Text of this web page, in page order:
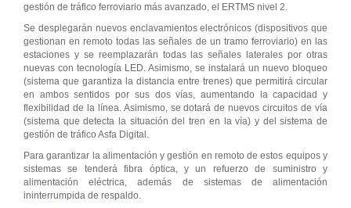
gestión de tráfico ferroviario más avanzado, el ERTMS nivel 2.
Se desplegarán nuevos enclavamientos electrónicos (dispositivos que
gestionan en remoto todas las señales de un tramo ferroviario) en las
estaciones y se reemplazarán todas las señales laterales por otras
nuevas con tecnología LED. Asimismo, se instalará un nuevo bloqueo
(sistema que garantiza la distancia entre trenes) que permitirá circular
en ambos sentidos por sus dos vías, aumentando la capacidad y
flexibilidad de la línea. Asimismo, se dotará de nuevos circuitos de vía
(sistema que detecta la situación del tren en la vía) y del sistema de
gestión de tráfico Asfa Digital.
Para garantizar la alimentación y gestión en remoto de estos equipos y
sistemas se tenderá fibra óptica, y un refuerzo de suministro y
alimentación eléctrica, además de sistemas de alimentación
ininterrumpida de respaldo.